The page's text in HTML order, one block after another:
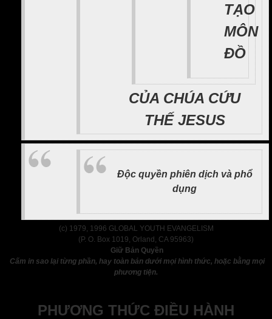
TẠO
MÔN
ĐỒ
CỦA CHÚA CỨU
THẾ JESUS
Độc quyền phiên dịch và phổ
dụng
(c) 1979, 1996 GLOBAL YOUTH EVANGELISM
(P. O. Box 1019, Orland, CA 95963)
Giữ Bản Quyền
Cấm in sao lại từng phần, hay toàn bản dưới mọi hình thức, hoặc bằng mọi
phương tiện.
PHƯƠNG THỨC ĐIỀU HÀNH